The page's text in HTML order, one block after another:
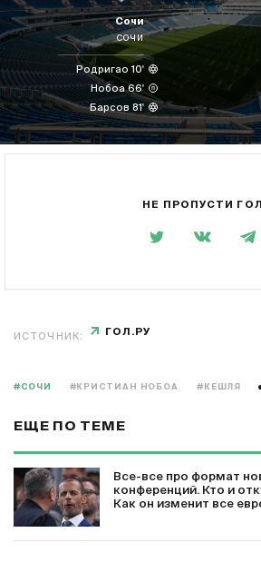
Сочи
СОЧИ
Родригао 10'
Нобоа 66'
Барсов 81'
НЕ ПРОПУСТИ ГОЛ
ИСТОЧНИК: ГОЛ.РУ
#СОЧИ #КРИСТИАН НОБОА #КЕШЛЯ
ЕЩЕ ПО ТЕМЕ
Все-все про формат
конференций. Кто и
Как он изменит все